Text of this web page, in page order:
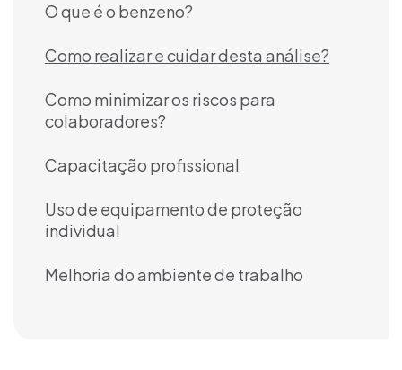
O que é o benzeno?
Como realizar e cuidar desta análise?
Como minimizar os riscos para
colaboradores?
Capacitação profissional
Uso de equipamento de proteção
individual
Melhoria do ambiente de trabalho